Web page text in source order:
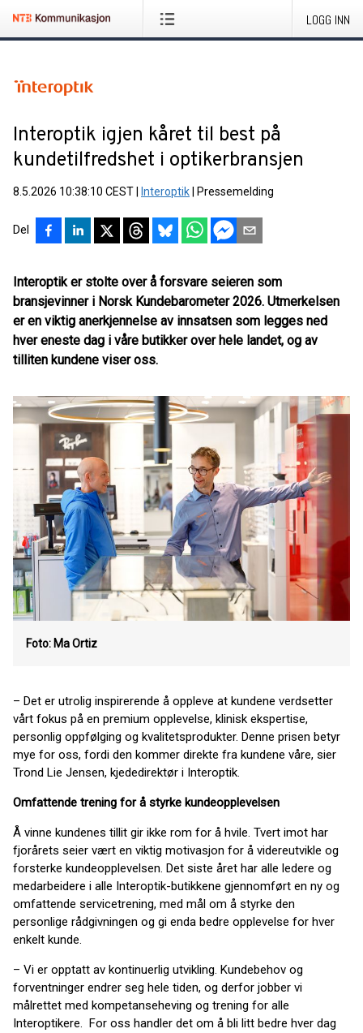
LOGG INN
Interoptik igjen kåret til best på
kundetilfredshet i optikerbransjen
8.5.2026 10:38:10 CEST Interoptik Pressemelding
Del
Interoptik er stolte over å forsvare seieren som
bransjevinner i Norsk Kundebarometer 2026. Utmerkelsen
er en viktig anerkjennelse av innsatsen som legges ned
hver eneste dag i våre butikker over hele landet, og av
tilliten kundene viser oss.
Foto: Ma Ortiz
– Det er utrolig inspirerende å oppleve at kundene verdsetter
vårt fokus på en premium opplevelse, klinisk ekspertise,
personlig oppfølging og kvalitetsprodukter. Denne prisen betyr
mye for oss, fordi den kommer direkte fra kundene våre, sier
Trond Lie Jensen, kjededirektør i Interoptik.
Omfattende trening for å styrke kundeopplevelsen
Å vinne kundenes tillit gir ikke rom for å hvile. Tvert imot har
fjorårets seier vært en viktig motivasjon for å videreutvikle og
forsterke kundeopplevelsen. Det siste året har alle ledere og
medarbeidere i alle Interoptik-butikkene gjennomført en ny og
omfattende servicetrening, med mål om å styrke den
personlige rådgivningen og gi enda bedre opplevelse for hver
enkelt kunde.
– Vi er opptatt av kontinuerlig utvikling. Kundebehov og
forventninger endrer seg hele tiden, og derfor jobber vi
målrettet med kompetanseheving og trening for alle
Interoptikere. For oss handler det om å bli litt bedre hver dag